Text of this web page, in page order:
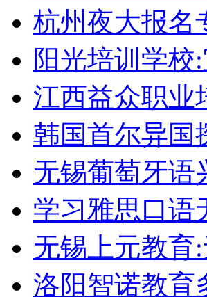
杭州夜大报名
阳光培训学校
江西益众职业
韩国首尔异国
无锡葡萄牙语
学习雅思口语
无锡上元教育
洛阳智诺教育